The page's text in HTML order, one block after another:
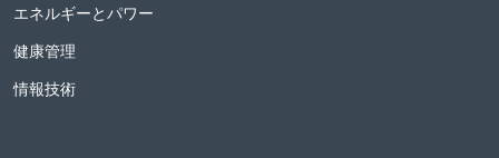
エネルギーとパワー
健康管理
情報技術